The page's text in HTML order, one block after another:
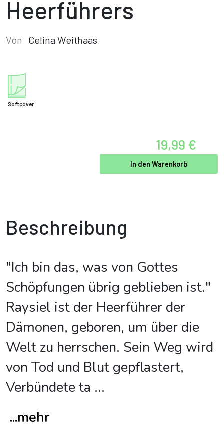
Heerführers
Von Celina Weithaas
Softcover
19,99 €
In den Warenkorb
Beschreibung
"Ich bin das, was von Gottes
Schöpfungen übrig geblieben ist."
Raysiel ist der Heerführer der
Dämonen, geboren, um über die
Welt zu herrschen. Sein Weg wird
von Tod und Blut gepflastert,
Verbündete ta ...
...mehr